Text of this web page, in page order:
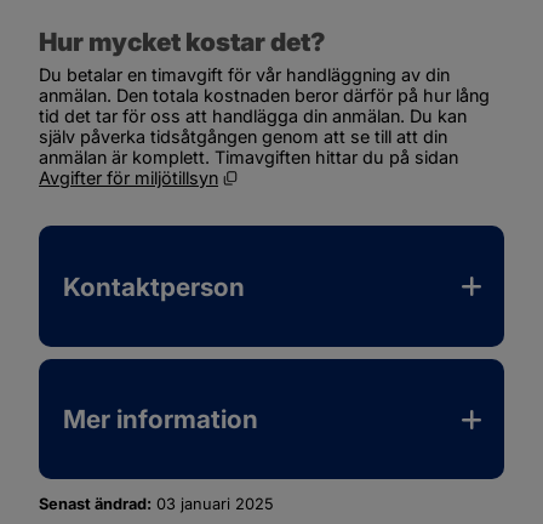
Hur mycket kostar det?
Du betalar en timavgift för vår handläggning av din
anmälan. Den totala kostnaden beror därför på hur lång
tid det tar för oss att handlägga din anmälan. Du kan
själv påverka tidsåtgången genom att se till att din
Avgifter för miljötillsyn
Öppnas i nytt fönster.
Filer tillgängliga för nedladdning
Ikon som illustrerar filtyp Datum
Kontaktperson
Mer information
Senast ändrad: 03 januari 2025